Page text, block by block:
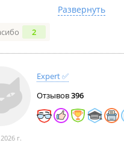
я не достиг возраста
я при себе не имел,
свой возраст через
в документах,
гражданина Российской
информационных
впал в ступор и пошел
сотрудницей, после чего
что якобы
Развернуть
2
Expert ✅
Отзывов396
г.